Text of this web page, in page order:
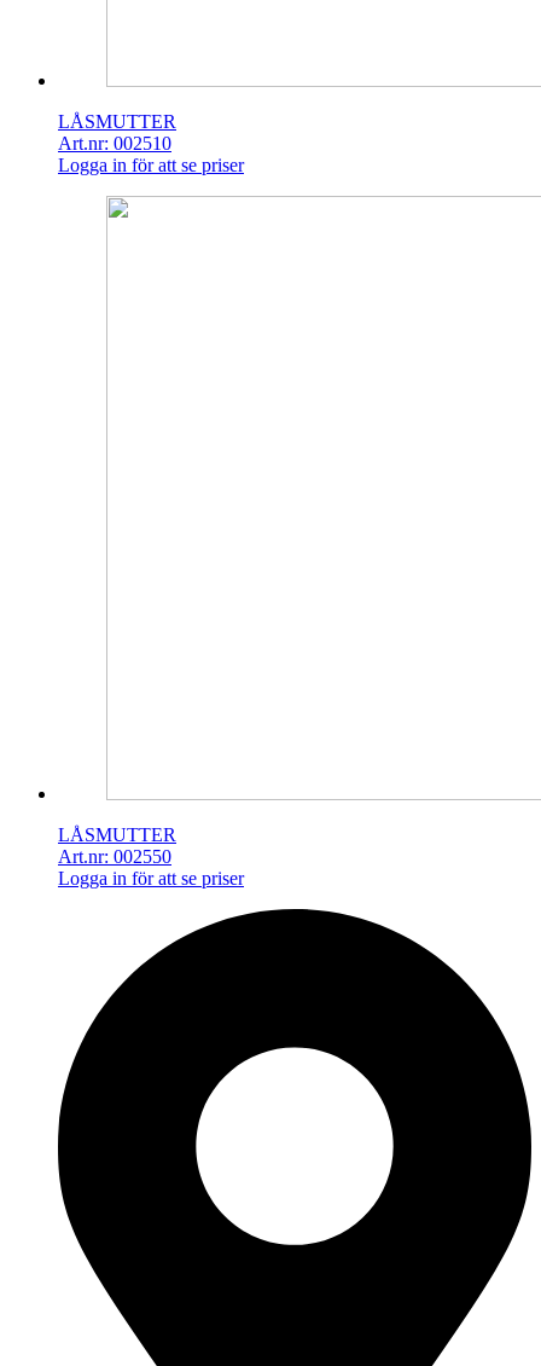
LÅSMUTTER
Art.nr: 002510
Logga in för att se priser
LÅSMUTTER
Art.nr: 002550
Logga in för att se priser